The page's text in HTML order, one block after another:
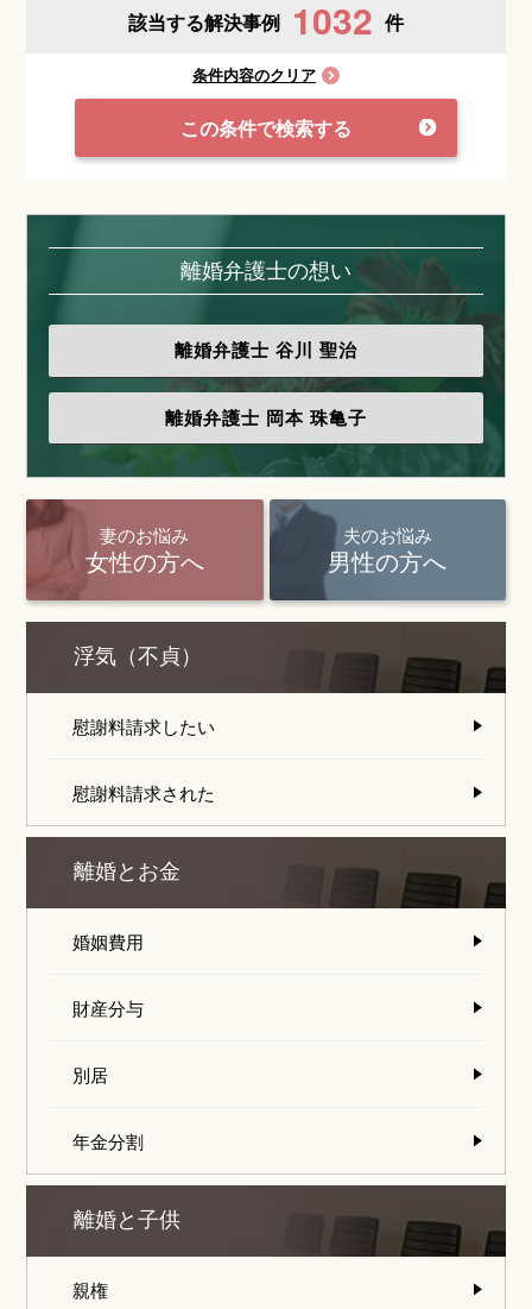
該当する解決事例 1032 件
条件内容のクリア
この条件で検索する
離婚弁護士の想い
離婚弁護士 谷川 聖治
離婚弁護士 岡本 珠亀子
妻のお悩み
女性の方へ
夫のお悩み
男性の方へ
浮気（不貞）
慰謝料請求したい
慰謝料請求された
離婚とお金
婚姻費用
財産分与
別居
年金分割
離婚と子供
親権